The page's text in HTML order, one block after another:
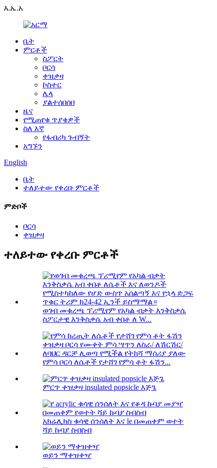
እ.ኤ.አ
ቤት
ምርቶች
ስፖርት
ቦርሳ
ቀዝቃዛ
ኮስተር
ሌላ
ያልተሰበሰበ
ዜና
የሚጠየቁ ጥያቄዎች
ስለ እኛ
የፋብሪካ ጉብኝት
አግኙን
English
ቤት
ተለይተው የቀረቡ ምርቶች
ምድቦች
ቦርሳ
ቀዝቃዛ
ተለይተው የቀረቡ ምርቶች
ወገብ መቁረጫ ፕሪሚየም የአካል ብቃት እንቅስቃሴ
ስፖርታዊ እንቅስቃሴ አብ ቀበቶ ለ W...
የምሳ ቦርሳ ለሴቶች የታሸገ የምሳ ቶት ፋሽን...
ምርጥ ቀዝቃዛ insulated popsicle እጅጌ
አክሬሊክስ ቁሳዊ ሰንሰለት እና le በመጠቀም ወተት
ሻይ ኩባያ ስብስብ
ወይን ማቀዝቀዣ